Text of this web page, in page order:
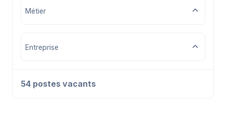
Métier
Entreprise
54 postes vacants